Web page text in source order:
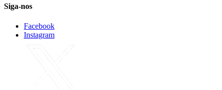
Siga-nos
Facebook
Instagram